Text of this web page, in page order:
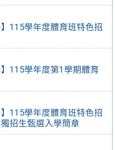
115學年度體育班特色招
115學年度第1學期體育
115學年度體育班特色招
招生甄選入學簡章